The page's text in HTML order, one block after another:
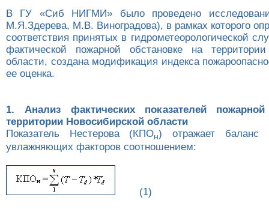
В ГУ «Сиб НИГМИ» было проведено
М.Я.Здерева, М.В. Виноградова), в рамках которого
соответствия принятых в гидрометеорологической
фактической пожарной обстановке на
области, создана модификация индекса
ее оценка.
1. Анализ фактических показателей
территории Новосибирской области
Показатель Нестерова (КПОн) отражает
увлажняющих факторов соотношением:
(1)